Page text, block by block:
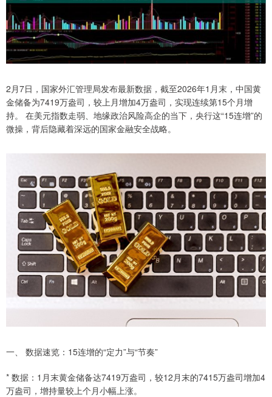
2月7日，国家外汇管理局发布最新数据，截至2026年1月末，中国黄
金储备为7419万盎司，较上月增加4万盎司，实现连续第15个月增
持。 在美元指数走弱、地缘政治风险高企的当下，央行这“15连增”的
微操，背后隐藏着深远的国家金融安全战略。
一、 数据速览：15连增的“定力”与“节奏”
* 数据：1月末黄金储备达7419万盎司，较12月末的7415万盎司增加4
万盎司，增持量较上个月小幅上涨。